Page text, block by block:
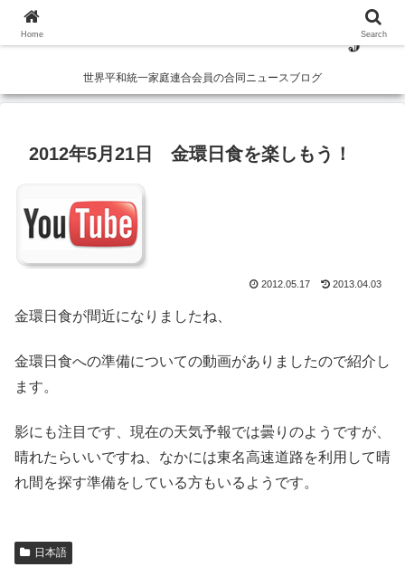
世界平和統一家庭連合会員の合同ニュースブログ
2012年5月21日 金環日食を楽しもう！
2012.05.17 2013.04.03
金環日食が間近になりましたね、
金環日食への準備についての動画がありましたので紹介し
ます。
影にも注目です、現在の天気予報では曇りのようですが、
晴れたらいいですね、なかには東名高速道路を利用して晴
れ間を探す準備をしている方もいるようです。
日本語
Home Search